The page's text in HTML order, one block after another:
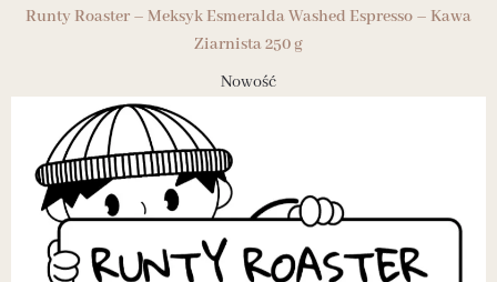
Runty Roaster – Meksyk Esmeralda Washed Espresso – Kawa
Ziarnista 250 g
Nowość